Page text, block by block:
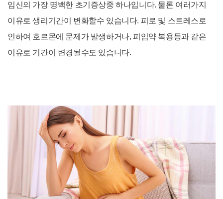
임신의 가장 명백한 초기증상중 하나입니다. 물론 여러가지
이유로 생리기간이 변화할수 있습니다. 피로 및 스트레스로
인하여 호르몬에 문제가 발생하거나, 피임약 복용등과 같은
이유로 기간이 변경될수도 있습니다.